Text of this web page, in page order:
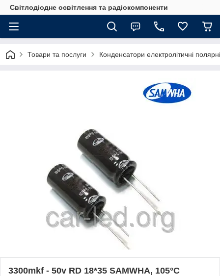
Світлодіодне освітлення та радіокомпоненти
Товари та послуги Конденсатори електролітичні
3300mkf - 50v RD 18*35 SAMWHA, 105°C